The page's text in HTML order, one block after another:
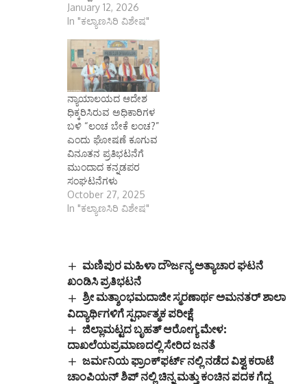
January 12, 2026
In "ಕಲ್ಯಾಣಸಿರಿ ವಿಶೇಷ"
ನ್ಯಾಯಾಲಯದ ಆದೇಶ
ಧಿಕ್ಕರಿಸಿರುವ ಅಧಿಕಾರಿಗಳ
ಬಳಿ “ಲಂಚ ಬೇಕೆ ಲಂಚ?”
ಎಂದು ಘೋಷಣೆ ಕೂಗುವ
ವಿನೂತನ ಪ್ರತಿಭಟನೆಗೆ
ಮುಂದಾದ ಕನ್ನಡಪರ
ಸಂಘಟನೆಗಳು
October 27, 2025
In "ಕಲ್ಯಾಣಸಿರಿ ವಿಶೇಷ"
ಮಣಿಪುರ ಮಹಿಳಾ ದೌರ್ಜನ್ಯ ಅತ್ಯಾಚಾರ ಘಟನೆ
ಖಂಡಿಸಿ ಪ್ರತಿಭಟನೆ
ಶ್ರೀ ಮತ್ಶಾಂಭಮದಾಜೀ ಸ್ಮರಣಾರ್ಥ ಅಮನತರ್ ಶಾಲಾ
ವಿದ್ಯಾರ್ಥಿಗಳಿಗೆ ಸ್ಪರ್ಧಾತ್ಮಕ ಪರೀಕ್ಷೆ
ಜಿಲ್ಲಾಮಟ್ಟದ ಬೃಹತ್ ಆರೋಗ್ಯ ಮೇಳ:
ದಾಖಲೆಯಪ್ರಮಾಣದಲ್ಲಿ ಸೇರಿದ ಜನತೆ
ಜರ್ಮನಿಯ ಫ್ರಾಂಕ್‌ಫರ್ಟ್ ನಲ್ಲಿ ನಡೆದ ವಿಶ್ವ ಕರಾಟೆ
ಚಾಂಪಿಯನ್ ಶಿಪ್ ನಲ್ಲಿ ಚಿನ್ನ ಮತ್ತು ಕಂಚಿನ ಪದಕ ಗೆದ್ದ